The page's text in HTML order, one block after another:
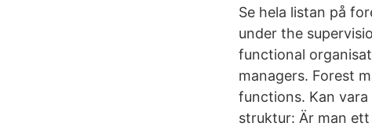
Se hela listan på
under the
functional
managers. Forest
functions. Kan
struktur: Är man